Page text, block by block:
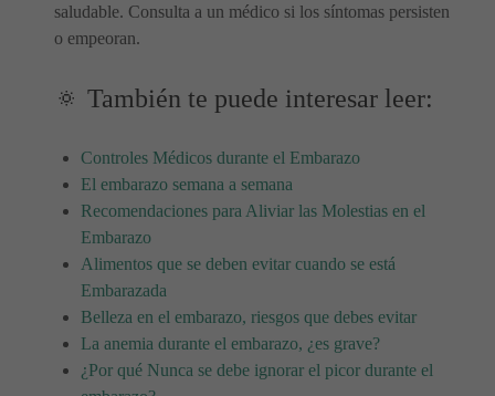
saludable. Consulta a un médico si los síntomas persisten
o empeoran.
🔅 También te puede interesar leer:
Controles Médicos durante el Embarazo
El embarazo semana a semana
Recomendaciones para Aliviar las Molestias en el
Embarazo
Alimentos que se deben evitar cuando se está
Embarazada
Belleza en el embarazo, riesgos que debes evitar
La anemia durante el embarazo, ¿es grave?
¿Por qué Nunca se debe ignorar el picor durante el